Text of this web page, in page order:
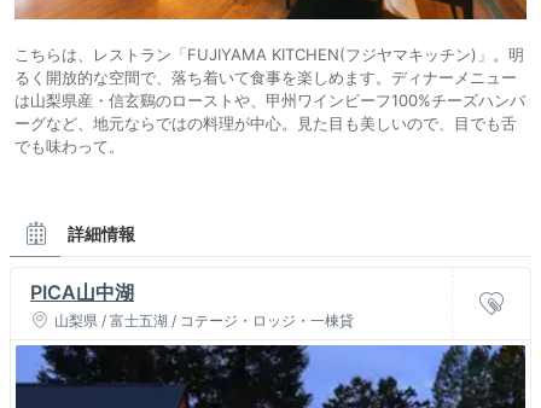
こちらは、レストラン「FUJIYAMA KITCHEN(フジヤマキッチン)」。明
るく開放的な空間で、落ち着いて食事を楽しめます。ディナーメニュー
は山梨県産・信玄鷄のローストや、甲州ワインビーフ100%チーズハンバ
ーグなど、地元ならではの料理が中心。見た目も美しいので、目でも舌
でも味わって。
詳細情報
PICA山中湖
山梨県 / 富士五湖 / コテージ・ロッジ・一棟貸